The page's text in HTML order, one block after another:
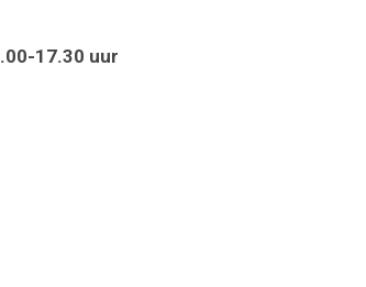
17.30 uur